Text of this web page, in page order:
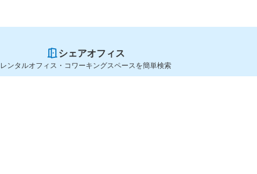
シェアオフィス
レンタルオフィス・コワーキングスペースを簡単検索